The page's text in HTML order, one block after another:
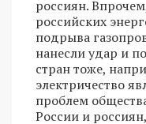
россиян.
российских
подрыва
нанесли удар и
стран тоже,
электричество
проблем
России и